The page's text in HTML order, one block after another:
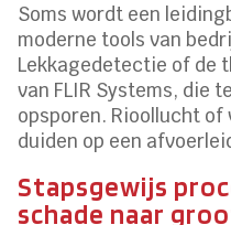
Soms wordt een
moderne tools van
Lekkagedetectie of de
van FLIR Systems, die
opsporen. Rioollucht of
duiden op een
Stapsgewijs
schade naar